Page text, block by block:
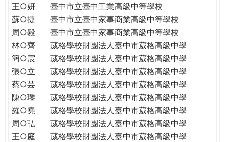
王○妍
臺中市立臺中工業高級中等學校
蘇○捷
臺中市立臺中家事商業高級中等學校
周○毅
臺中市立臺中家事商業高級中等學校
林○齊
葳格學校財團法人臺中市葳格高級中學
簡○宸
葳格學校財團法人臺中市葳格高級中學
張○立
葳格學校財團法人臺中市葳格高級中學
蔡○芸
葳格學校財團法人臺中市葳格高級中學
陳○瓈
葳格學校財團法人臺中市葳格高級中學
羅○堯
葳格學校財團法人臺中市葳格高級中學
周○弘
葳格學校財團法人臺中市葳格高級中學
王○庭
葳格學校財團法人臺中市葳格高級中學